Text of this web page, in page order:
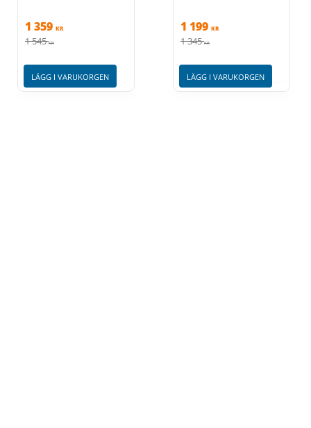
1 359 KR
1 545 KR
LÄGG I VARUKORGEN
1 199 KR
1 345 KR
LÄGG I VARUKORGEN